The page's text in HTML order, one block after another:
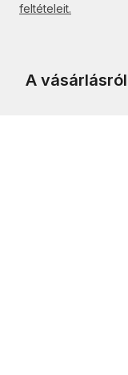
feltételeit.
A vásárlásról